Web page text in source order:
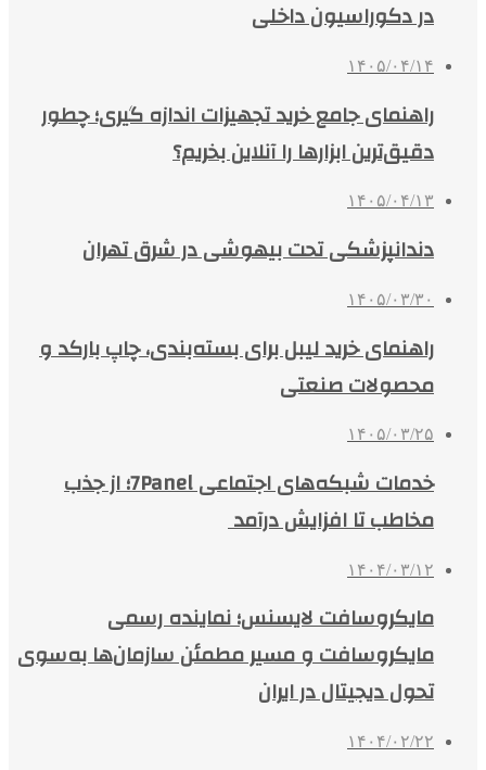
در دکوراسیون داخلی
۱۴۰۵/۰۴/۱۴
راهنمای جامع خرید تجهیزات اندازه گیری؛ چطور
دقیق‌ترین ابزارها را آنلاین بخریم؟
۱۴۰۵/۰۴/۱۳
دندانپزشکی تحت بیهوشی در شرق تهران
۱۴۰۵/۰۳/۳۰
راهنمای خرید لیبل برای بسته‌بندی، چاپ بارکد و
محصولات صنعتی
۱۴۰۵/۰۳/۲۵
خدمات شبکه‌های اجتماعی 7Panel؛ از جذب
مخاطب تا افزایش درآمد
۱۴۰۴/۰۳/۱۲
مایکروسافت لایسنس؛ نماینده رسمی
مایکروسافت و مسیر مطمئن سازمان‌ها به‌سوی
تحول دیجیتال در ایران
۱۴۰۴/۰۲/۲۲